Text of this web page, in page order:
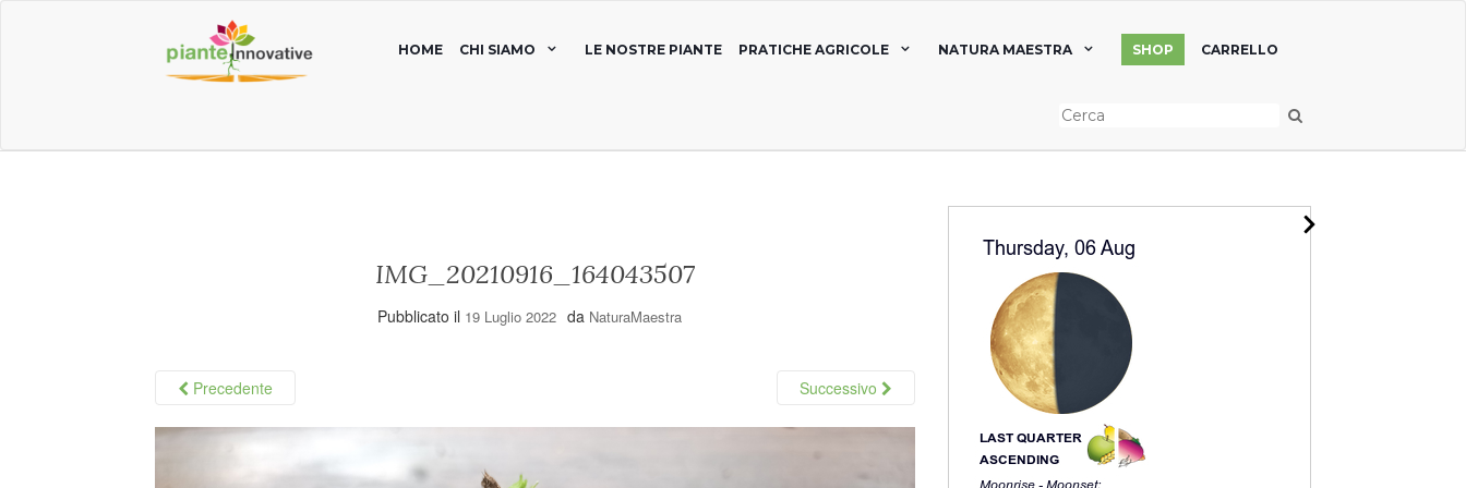
HOME CHI SIAMO LE NOSTRE PIANTE PRATICHE AGRICOLE NATURA MAESTRA SHOP CARRELLO
IMG_20210916_164043507
Pubblicato il 19 Luglio 2022 da NaturaMaestra
Precedente Successivo